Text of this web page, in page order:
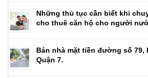
Những thủ tục cần biết khi
cho thuê căn hộ cho người
Bán nhà mặt tiền đường số 79,
Quận 7.